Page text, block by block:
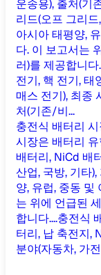
운송용), 출처(기
리드(오프 그리
아시아 태평양,
다. 이 보고서는
러)를 제공합니다
전기, 핵 전기, 태
매스 전기), 최종
처(기존/비...
충전식 배터리
시장은 배터리
배터리, NiCd 배
산업, 국방, 기타
양, 유럽, 중동 및
는 위에 언급된
합니다....충전식
터리, 납 축전지,
분야(자동차, 가